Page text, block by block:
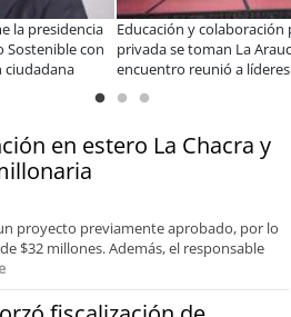
A dos años de la Ley Karin:
especialistas afirman que el desafío es
consolidar un cambio cultural en las
organizaciones
en estero La Chacra y
proyecto previamente aprobado, por lo
$32 millones. Además, el responsable